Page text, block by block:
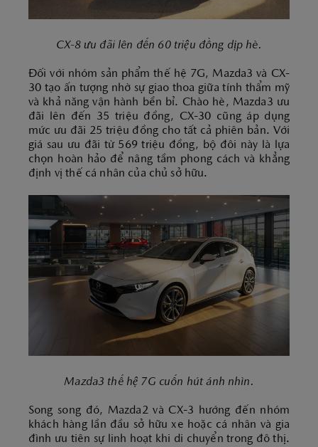
CX-8 ưu đãi lên đến 60 triệu đồng dịp hè.
Đối với nhóm sản phẩm thế hệ 7G, Mazda3 và CX-
30 tạo ấn tượng nhờ sự giao thoa giữa tính thẩm mỹ
và khả năng vận hành bền bỉ. Chào hè, Mazda3 ưu
đãi lên đến 35 triệu đồng, CX-30 cũng áp dụng
mức ưu đãi 25 triệu đồng cho tất cả phiên bản. Với
giá sau ưu đãi từ 569 triệu đồng, bộ đôi này là lựa
chọn hoàn hảo để nâng tầm phong cách và khẳng
định vị thế cá nhân của chủ sở hữu.
Mazda3 thế hệ 7G cuốn hút ánh nhìn.
Song song đó, Mazda2 và CX-3 hướng đến nhóm
khách hàng lần đầu sở hữu xe hoặc cá nhân và gia
đình ưu tiên sự linh hoạt khi di chuyển trong đô thị.